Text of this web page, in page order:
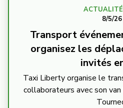
8/5/26
Transport
organisez les
invités
Taxi Liberty organise le
collaborateurs avec son